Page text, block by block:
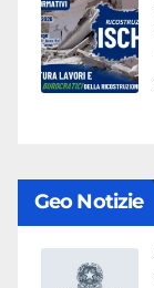
Geo Notizie